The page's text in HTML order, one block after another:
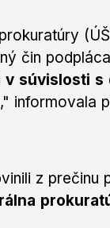
čin
súvislosti s
," informovala
z prečinu